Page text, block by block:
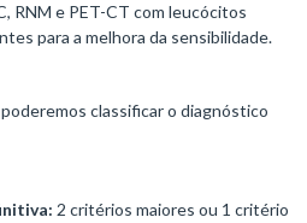
RNM e PET-CT com leucócitos
para a melhora da sensibilidade.
classificar o diagnóstico
2 critérios maiores ou 1 critério